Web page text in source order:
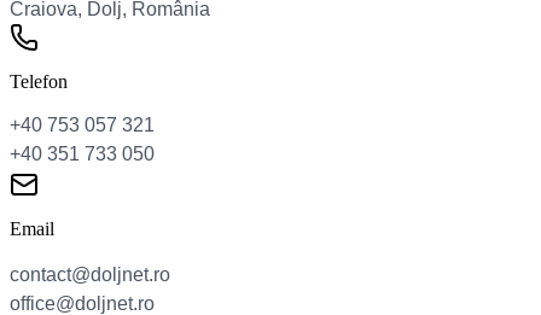
Telefon
Email